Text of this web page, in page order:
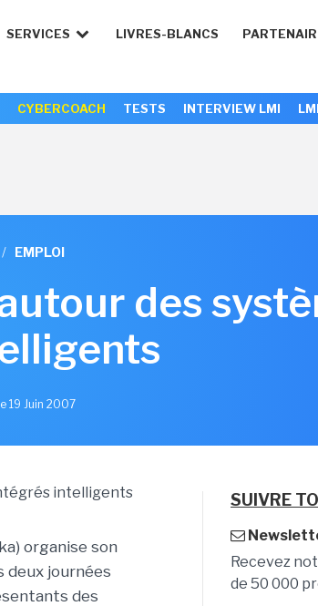
SERVICES LIVRES-BLANCS
CYBERCOACH TESTS INTERVIEW LMI
/ EMPLOI
des
19 Juin 2007
organise son
deux journées
des
SUIVRE
Recevez
de 50 000